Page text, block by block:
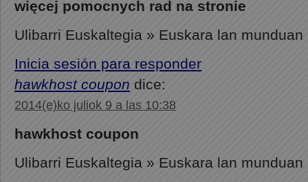
więcej pomocnych rad na stronie
Ulibarri Euskaltegia » Euskara lan munduan
Inicia sesión para responder
hawkhost coupon dice:
2014(e)ko juliok 9 a las 10:38
hawkhost coupon
Ulibarri Euskaltegia » Euskara lan munduan